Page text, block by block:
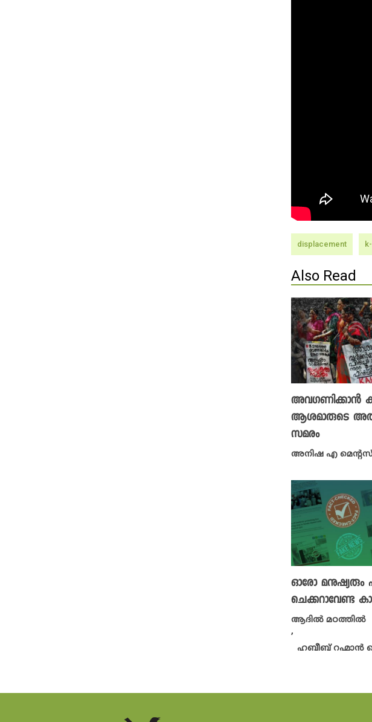
displacement
Also Read
അവഗണിക്കാൻ
ആശമാരുടെ
സമരം
അനിഷ എ
ഓരോ മനുഷ്യരും
ചെക്കറാവേണ്ട
ആദിൽ മഠത്തിൽ
,
ഹബീബ് റഹ്മാൻ